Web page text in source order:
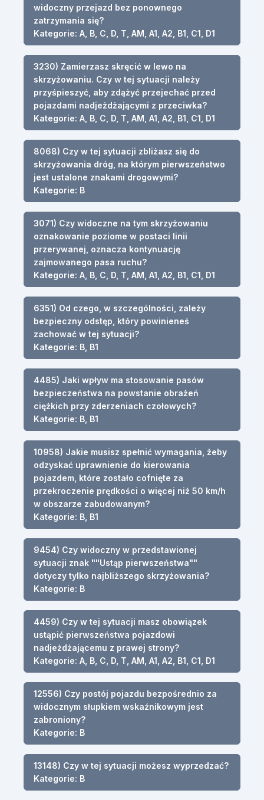
widoczny przejazd bez ponownego
zatrzymania się?
Kategorie: A, B, C, D, T, AM, A1, A2, B1, C1, D1
3230) Zamierzasz skręcić w lewo na
skrzyżowaniu. Czy w tej sytuacji należy
przyśpieszyć, aby zdążyć przejechać przed
pojazdami nadjeżdżającymi z przeciwka?
Kategorie: A, B, C, D, T, AM, A1, A2, B1, C1, D1
8068) Czy w tej sytuacji zbliżasz się do
skrzyżowania dróg, na którym pierwszeństwo
jest ustalone znakami drogowymi?
Kategorie: B
3071) Czy widoczne na tym skrzyżowaniu
oznakowanie poziome w postaci linii
przerywanej, oznacza kontynuację
zajmowanego pasa ruchu?
Kategorie: A, B, C, D, T, AM, A1, A2, B1, C1, D1
6351) Od czego, w szczególności, zależy
bezpieczny odstęp, który powinieneś
zachować w tej sytuacji?
Kategorie: B, B1
4485) Jaki wpływ ma stosowanie pasów
bezpieczeństwa na powstanie obrażeń
ciężkich przy zderzeniach czołowych?
Kategorie: B, B1
10958) Jakie musisz spełnić wymagania, żeby
odzyskać uprawnienie do kierowania
pojazdem, które zostało cofnięte za
przekroczenie prędkości o więcej niż 50 km/h
w obszarze zabudowanym?
Kategorie: B, B1
9454) Czy widoczny w przedstawionej
sytuacji znak ""Ustąp pierwszeństwa""
dotyczy tylko najbliższego skrzyżowania?
Kategorie: B
4459) Czy w tej sytuacji masz obowiązek
ustąpić pierwszeństwa pojazdowi
nadjeżdżającemu z prawej strony?
Kategorie: A, B, C, D, T, AM, A1, A2, B1, C1, D1
12556) Czy postój pojazdu bezpośrednio za
widocznym słupkiem wskaźnikowym jest
zabroniony?
Kategorie: B
13148) Czy w tej sytuacji możesz wyprzedzać?
Kategorie: B